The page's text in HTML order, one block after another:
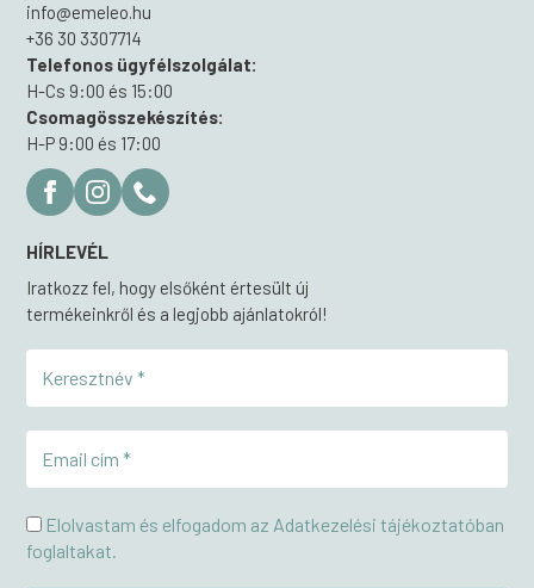
info@emeleo.hu
+36 30 3307714
Telefonos ügyfélszolgálat:
H-Cs 9:00 és 15:00
Csomagösszekészítés:
H-P 9:00 és 17:00
HÍRLEVÉL
Iratkozz fel, hogy elsőként értesült új
termékeinkről és a legjobb ajánlatokról!
Elolvastam és elfogadom az Adatkezelési tájékoztatóban
foglaltakat.